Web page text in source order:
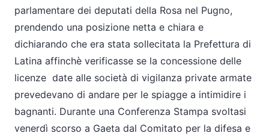
parlamentare dei deputati della Rosa nel Pugno,
prendendo una posizione netta e chiara e
dichiarando che era stata sollecitata la Prefettura di
Latina affinchè verificasse se la concessione delle
licenze date alle società di vigilanza private armate
prevedevano di andare per le spiagge a intimidire i
bagnanti. Durante una Conferenza Stampa svoltasi
venerdì scorso a Gaeta dal Comitato per la difesa e